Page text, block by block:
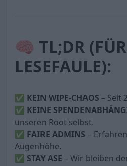
🧠 TL;DR (FÜR
LESEFAULE):
✅ KEIN WIPE-CHAOS – Seit
✅ KEINE
unseren Root selbst.
✅ FAIRE ADMINS –
Augenhöhe.
✅ STAY ASE – Wir bleiben